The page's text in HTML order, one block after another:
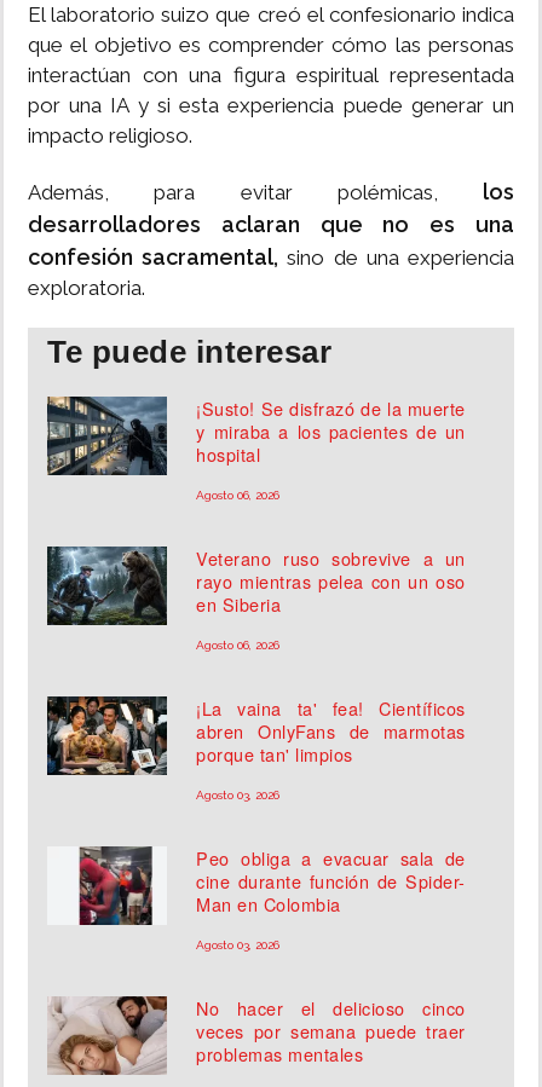
El laboratorio suizo que creó el confesionario indica
que el objetivo es comprender cómo las personas
interactúan con una figura espiritual representada
por una IA y si esta experiencia puede generar un
impacto religioso.
Además, para evitar polémicas, los
desarrolladores aclaran que no es una
confesión sacramental, sino de una experiencia
exploratoria.
Te puede interesar
¡Susto! Se disfrazó de la muerte
y miraba a los pacientes de un
hospital
Agosto 06, 2026
Veterano ruso sobrevive a un
rayo mientras pelea con un oso
en Siberia
Agosto 06, 2026
¡La vaina ta' fea! Científicos
abren OnlyFans de marmotas
porque tan' limpios
Agosto 03, 2026
Peo obliga a evacuar sala de
cine durante función de Spider-
Man en Colombia
Agosto 03, 2026
No hacer el delicioso cinco
veces por semana puede traer
problemas mentales